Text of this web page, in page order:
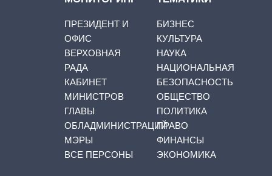
ПРЕЗИДЕНТ И
ОФИС
ВЕРХОВНАЯ
РАДА
КАБИНЕТ
МИНИСТРОВ
ГЛАВЫ
ОБЛАДМИНИСТРАЦИЙ
МЭРЫ
ВСЕ ПЕРСОНЫ
БИЗНЕС
КУЛЬТУРА
НАУКА
НАЦИОНАЛЬНАЯ
БЕЗОПАСНОСТЬ
ОБЩЕСТВО
ПОЛИТИКА
ПРАВО
ФИНАНСЫ
ЭКОНОМИКА